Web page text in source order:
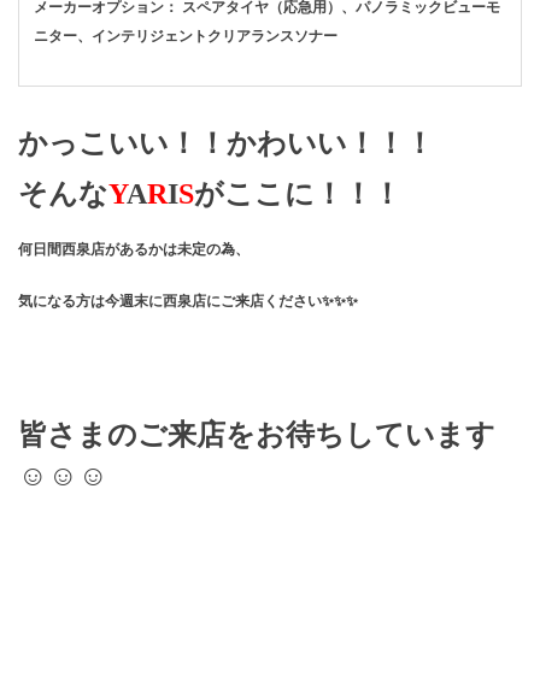
メーカーオプション： スペアタイヤ（応急用）、パノラミックビューモ
ニター、インテリジェントクリアランスソナー
かっこいい！！かわいい！！！
そんなYARISがここに！！！
何日間西泉店があるかは未定の為、
気になる方は今週末に西泉店にご来店ください✨✨✨
皆さまのご来店をお待ちしています
☺☺☺